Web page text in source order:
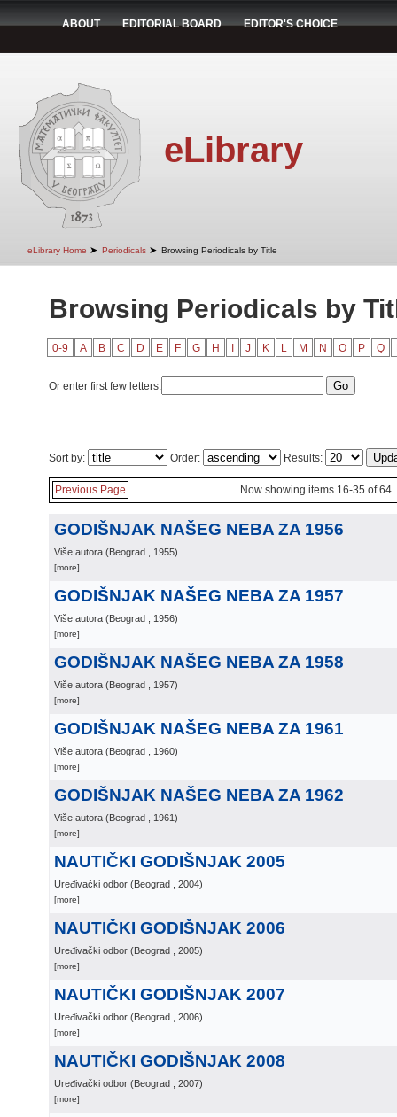
ABOUT EDITORIAL BOARD EDITOR'S CHOICE
eLibrary
eLibrary Home ➤ Periodicals ➤ Browsing Periodicals by Title
Browsing Periodicals by
0-9 A B C D E F G H J K L M N O P Q
Or enter first few letters:
Sort by: Order: Results:
Previous Page Now showing items 16-35 of 64
GODIŠNJAK NAŠEG NEBA ZA 1956
Više autora (Beograd , 1955)
[more]
GODIŠNJAK NAŠEG NEBA ZA 1957
Više autora (Beograd , 1956)
[more]
GODIŠNJAK NAŠEG NEBA ZA 1958
Više autora (Beograd , 1957)
[more]
GODIŠNJAK NAŠEG NEBA ZA 1961
Više autora (Beograd , 1960)
[more]
GODIŠNJAK NAŠEG NEBA ZA 1962
Više autora (Beograd , 1961)
[more]
NAUTIČKI GODIŠNJAK 2005
Uređivački odbor (Beograd , 2004)
[more]
NAUTIČKI GODIŠNJAK 2006
Uređivački odbor (Beograd , 2005)
[more]
NAUTIČKI GODIŠNJAK 2007
Uređivački odbor (Beograd , 2006)
[more]
NAUTIČKI GODIŠNJAK 2008
Uređivački odbor (Beograd , 2007)
[more]